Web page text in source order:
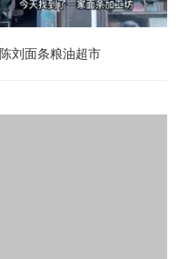
陈刘面条粮油超市